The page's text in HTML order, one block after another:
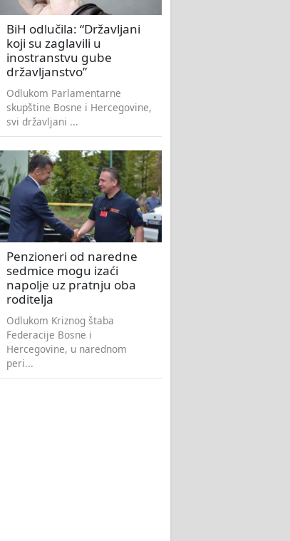
BiH odlučila: “Državljani
koji su zaglavili u
inostranstvu gube
državljanstvo”
Odlukom Parlamentarne
skupštine Bosne i Hercegovine,
svi državljani ...
Penzioneri od naredne
sedmice mogu izaći
napolje uz pratnju oba
roditelja
Odlukom Kriznog štaba
Federacije Bosne i
Hercegovine, u narednom
peri...